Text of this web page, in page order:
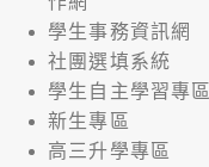
學生事務資訊網
社團選填系統
學生自主學習專區
新生專區
高三升學專區